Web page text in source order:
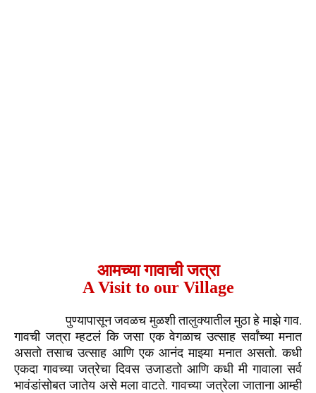
आमच्या गावाची जत्रा
A Visit to our Village
पुण्यापासून जवळच मुळशी तालुक्यातील मुठा हे माझे गाव.
गावची जत्रा म्हटलं कि जसा एक वेगळाच उत्साह सर्वांच्या मनात
असतो तसाच उत्साह आणि एक आनंद माझ्या मनात असतो.कधी
एकदा गावच्या जत्रेचा दिवस उजाडतो आणि कधी मी गावाला सर्व
भावंडांसोबत जातेय असे मला वाटते.गावच्या जत्रेला जाताना आम्ही